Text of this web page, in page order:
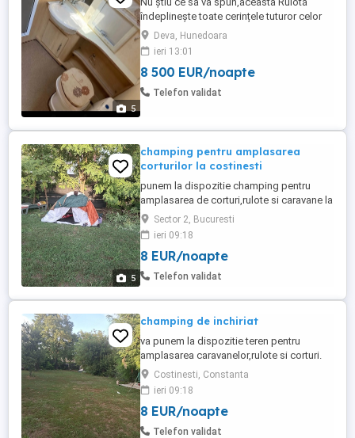
5
îndeplinește toate cerințele tuturor celor
care știu totul despre rulote. Totul este
perfect , Cabina de duș separată, motoare
de miscare prin telecomanda ,alarmă,
cuptor cu microunde de ultima generatie
,casetofon cu CD,va dau un exemplu:
Deva, Hunedoara
ieri 13:01
8 500 EUR/noapte
Telefon validat
5
champing pentru amplasarea
corturilor la costinesti
punem la dispozitie champing pentru
amplasarea de corturi,rulote si caravane la
numai 100 de metri de plajă.40 lei de
persoană
Sector 2, Bucuresti
ieri 09:18
8 EUR/noapte
Telefon validat
champing de inchiriat
va punem la dispozitie teren pentru
amplasarea caravanelor,rulote si corturi.
terenul se afla la 100 de metri de plaja
costinesti .
Costinesti, Constanta
ieri 09:18
8 EUR/noapte
Telefon validat